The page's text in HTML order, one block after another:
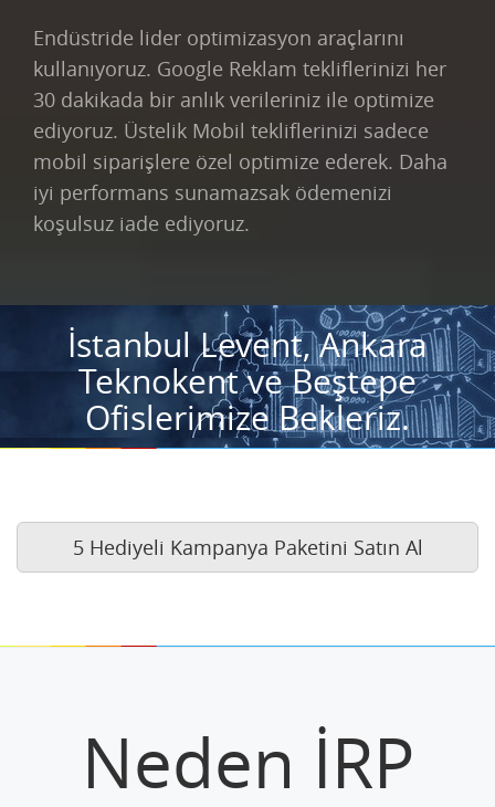
Endüstride lider optimizasyon araçlarını
kullanıyoruz. Google Reklam tekliflerinizi her
30 dakikada bir anlık verileriniz ile optimize
ediyoruz. Üstelik Mobil tekliflerinizi sadece
mobil siparişlere özel optimize ederek. Daha
iyi performans sunamazsak ödemenizi
koşulsuz iade ediyoruz.
İstanbul Levent, Ankara
Teknokent ve Beştepe
Ofislerimize Bekleriz.
5 Hediyeli Kampanya Paketini Satın Al
Neden İRP